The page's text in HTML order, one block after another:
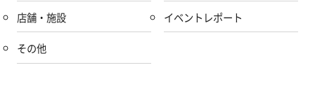
店舗・施設
その他
イベントレポート